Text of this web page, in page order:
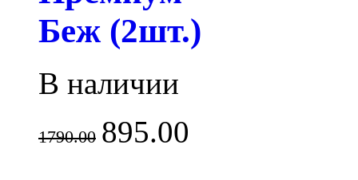
Беж (2шт.)
В наличии
1790.00 895.00